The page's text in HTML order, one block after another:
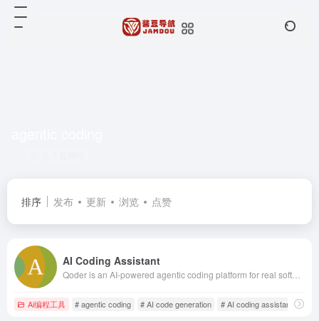
排序 发布 更新 浏览 点赞
AI Coding Assistant
Ai编程工具 # agentic coding # AI code generation # AI coding assistant